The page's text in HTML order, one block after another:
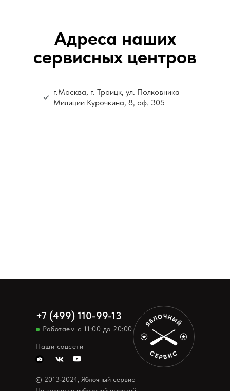
Адреса наших
сервисных центров
г.Москва, г. Троицк, ул. Полковника
Милиции Курочкина, 8, оф. 305
+7 (499) 110-99-13
Работаем с 11:00 до 20:00
Наши соцсети
© 2013-2024, Яблочный сервис